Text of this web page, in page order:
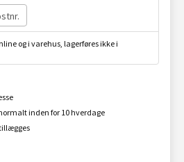
og i varehus, lagerføres ikke i
inden for 10 hverdage